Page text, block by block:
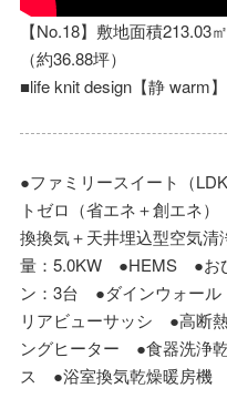
【No.18】敷地面積213.03
（約36.88坪）
■life knit design【静 warm】
●ファミリースイート（
トゼロ（省エネ＋創エネ
換換気＋天井埋込型空気
量：5.0KW ●HEMS ●お
ン：3台 ●ダインウォー
リアビューサッシ ●高断
ングヒーター ●食器洗浄
ス ●浴室換気乾燥暖房機